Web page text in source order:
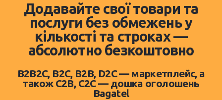
Додавайте свої товари та
послуги без обмежень у
кількості та строках —
абсолютно безкоштовно
B2B2C, B2C, B2B, D2C — маркетплейс, а
також C2B, C2C — дошка оголошень
Bagatel